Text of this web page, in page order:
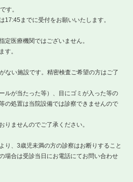
す。
までに受付をお願いいたします。
医療機関ではございません。
す。
ない施設です。精密検査ご希望の方はご了
ルが当たった等）、目にゴミが入った等の
の処置は当院設備では診察できませんので
ませんのでご了承ください。
り、3歳児未満の方の診察はお断りすること
場合は受診当日にお電話にてお問い合わせ